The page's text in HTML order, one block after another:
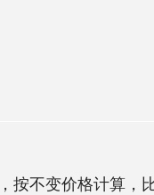
不变价格计算，